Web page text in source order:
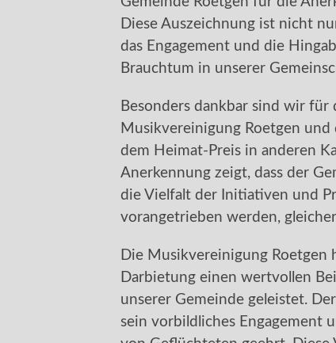
Diese Auszeichnung ist nicht
das Engagement und die
Brauchtum in unserer
Besonders dankbar sind wir
Musikvereinigung Roetgen und
dem Heimat-Preis in anderen
Anerkennung zeigt, dass der
die Vielfalt der Initiativen und
vorangetrieben werden,
Die Musikvereinigung
Darbietung einen wertvollen
unserer Gemeinde geleistet. Der
sein vorbildliches Engagement